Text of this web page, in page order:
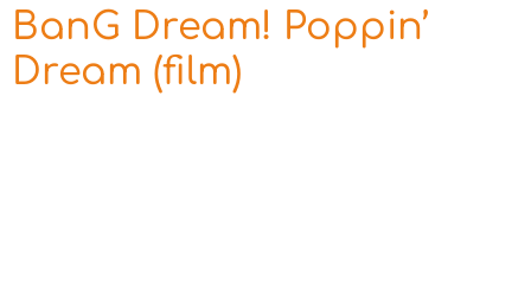
BanG Dream! Poppin’
Dream (film)